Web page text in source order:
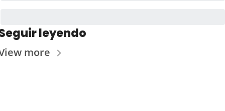
leyendo
more